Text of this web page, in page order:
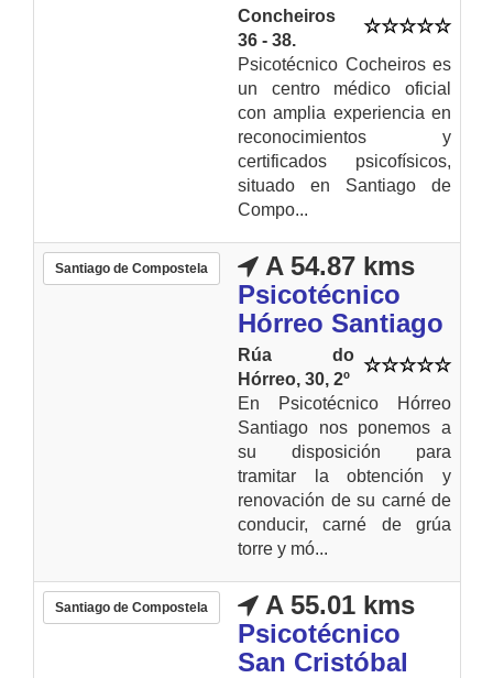
Concheiros
36 - 38.
Psicotécnico Cocheiros es
un centro médico oficial
con amplia experiencia en
reconocimientos y
certificados psicofísicos,
situado en Santiago de
Compo...
Santiago de Compostela
A 54.87 kms
Psicotécnico
Hórreo Santiago
Rúa do
Hórreo, 30, 2º
En Psicotécnico Hórreo
Santiago nos ponemos a
su disposición para
tramitar la obtención y
renovación de su carné de
conducir, carné de grúa
torre y mó...
Santiago de Compostela
A 55.01 kms
Psicotécnico
San Cristóbal